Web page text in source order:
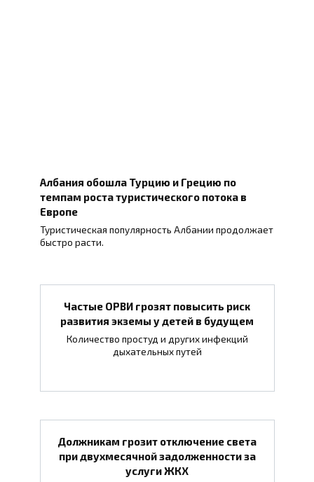
Албания обошла Турцию и Грецию по
темпам роста туристического потока в
Европе
Туристическая популярность Албании продолжает
быстро расти.
Частые ОРВИ грозят повысить риск
развития экземы у детей в будущем
Количество простуд и других инфекций
дыхательных путей
Должникам грозит отключение света
при двухмесячной задолженности за
услуги ЖКХ